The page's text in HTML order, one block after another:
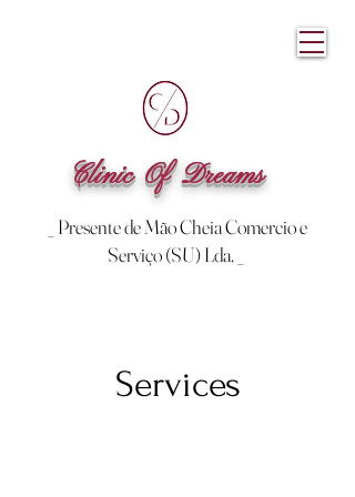
Clinic Of Dreams
_ Presente de Mão Cheia Comercio e
Serviço (SU) Lda, _
Services